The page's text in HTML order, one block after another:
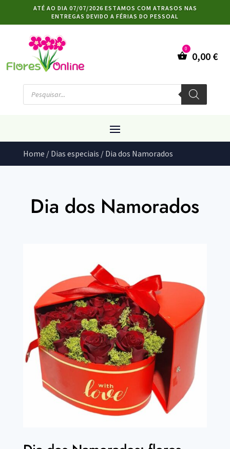
ATÉ AO DIA 07/07/2026 ESTAMOS COM ATRASOS NAS
ENTREGAS DEVIDO A FÉRIAS DO PESSOAL
0,00 €
Products
search
Home / Dias especiais / Dia dos Namorados
Dia dos Namorados